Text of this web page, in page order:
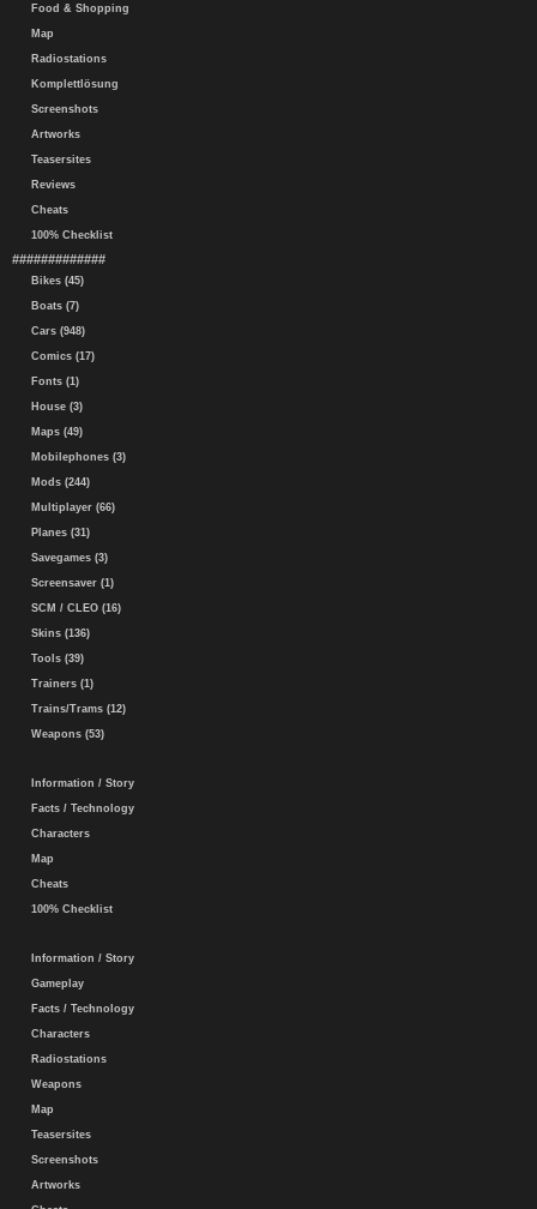
Food & Shopping
Map
Radiostations
Komplettlösung
Screenshots
Artworks
Teasersites
Reviews
Cheats
100% Checklist
#############
Bikes (45)
Boats (7)
Cars (948)
Comics (17)
Fonts (1)
House (3)
Maps (49)
Mobilephones (3)
Mods (244)
Multiplayer (66)
Planes (31)
Savegames (3)
Screensaver (1)
SCM / CLEO (16)
Skins (136)
Tools (39)
Trainers (1)
Trains/Trams (12)
Weapons (53)
Information / Story
Facts / Technology
Characters
Map
Cheats
100% Checklist
Information / Story
Gameplay
Facts / Technology
Characters
Radiostations
Weapons
Map
Teasersites
Screenshots
Artworks